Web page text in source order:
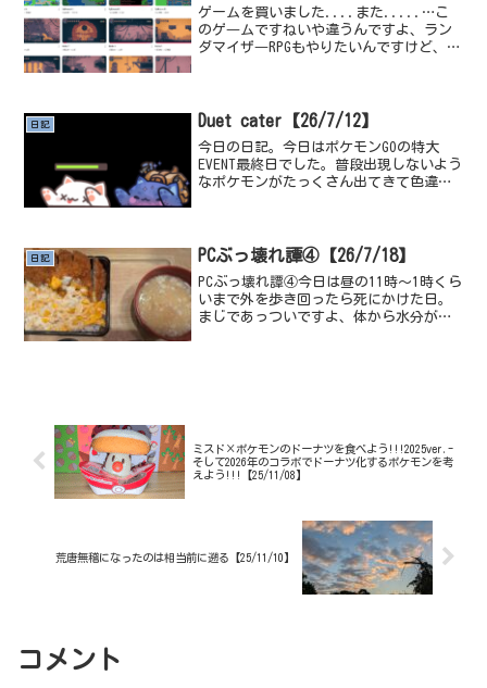
ゲームを買いました....また.....…こ
のゲ―ムですねいや違うんですよ、ラン
ダマイザ―RPGもやりたいんですけど、か
らそれ見て再...
日記 Duet cater【26/7/12】
今日の日記。今日はポケモンGOの特大
EVENT最終日でした。普段出現しないよう
なポケモンがたっくさん出てきて色違い
もう無理です...
日記 PCぶっ壊れ譚④【26/7/18】
PCぶっ壊れ譚④今日は昼の11時〜1時くら
いまで外を歩き回ったら死にかけた日。
まじであっついですよ、体から水分が全
ミスド×ポケモンのドーナツを食べよう!!!2025ver.-
そして2026年のコラボでドーナツ化するポケモンを考
えよう!!!【25/11/08】
荒唐無稽になったのは相当前に遡る【25/11/10】
コメント